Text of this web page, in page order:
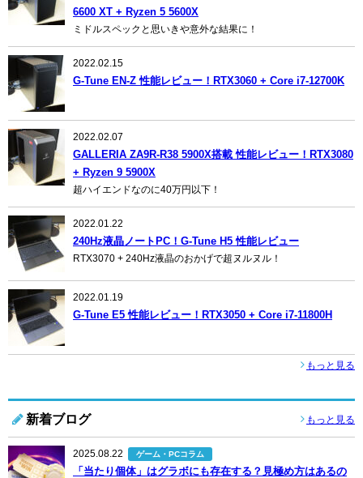
6600 XT + Ryzen 5 5600X
ミドルスペックと思いきや意外な結果に！
2022.02.15
G-Tune EN-Z 性能レビュー！RTX3060 + Core i7-12700K
2022.02.07
GALLERIA ZA9R-R38 5900X搭載 性能レビュー！RTX3080
+ Ryzen 9 5900X
超ハイエンドなのに40万円以下！
2022.01.22
240Hz液晶ノートPC！G-Tune H5 性能レビュー
RTX3070 + 240Hz液晶のおかげで超ヌルヌル！
2022.01.19
G-Tune E5 性能レビュー！RTX3050 + Core i7-11800H
もっと見る
新着ブログ もっと見る
2025.08.22 ゲーム・PCコラム
「当たり個体」はグラボにも存在する？見極め方はあるの